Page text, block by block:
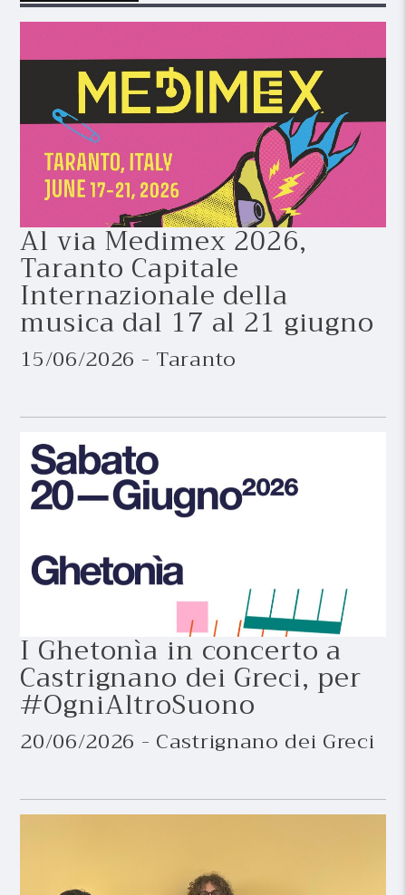
Al via Medimex 2026,
Taranto Capitale
Internazionale della
musica dal 17 al 21 giugno
15/06/2026 - Taranto
I Ghetonìa in concerto a
Castrignano dei Greci, per
#OgniAltroSuono
20/06/2026 - Castrignano dei Greci